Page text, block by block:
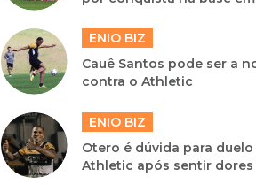
ENIO BIZ
Cauê Santos pode ser a
contra o Athletic
ENIO BIZ
Otero é dúvida para
Athletic após sentir